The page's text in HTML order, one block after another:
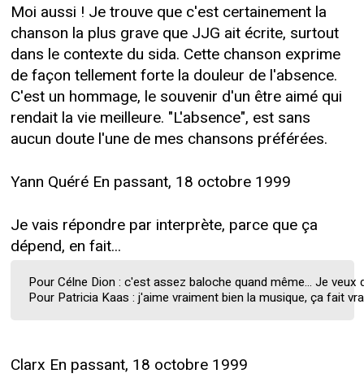
Moi aussi ! Je trouve que c'est certainement la
chanson la plus grave que JJG ait écrite, surtout
dans le contexte du sida. Cette chanson exprime
de façon tellement forte la douleur de l'absence.
C'est un hommage, le souvenir d'un être aimé qui
rendait la vie meilleure. "L'absence", est sans
aucun doute l'une de mes chansons préférées.
Yann Quéré En passant, 18 octobre 1999
Je vais répondre par interprète, parce que ça
dépend, en fait...
Pour Célne Dion : c'est assez baloche quand même... Je
Pour Patricia Kaas : j'aime vraiment bien la musique, ça fait
Clarx En passant, 18 octobre 1999